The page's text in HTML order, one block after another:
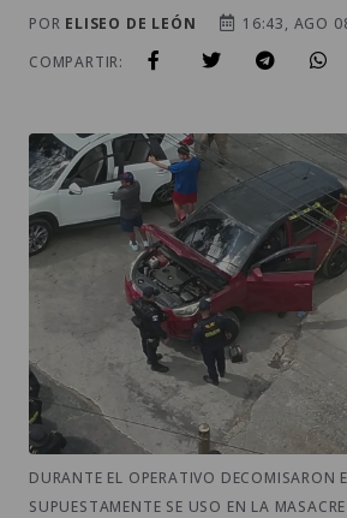
POR ELISEO DE LEÓN
16:43, AGO
COMPARTIR:
DURANTE EL OPERATIVO DECOMISARON
SUPUESTAMENTE SE USO EN LA